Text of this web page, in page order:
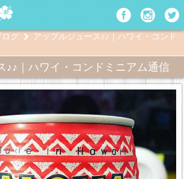
ログ
アップルジュース♪♪｜ハワイ・コンド
♪♪｜ハワイ・コンドミニアム通信